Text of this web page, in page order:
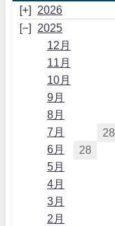
2026
2025
12月
11月
10月
9月
8月
7月
28
6月
28
5月
4月
3月
2月